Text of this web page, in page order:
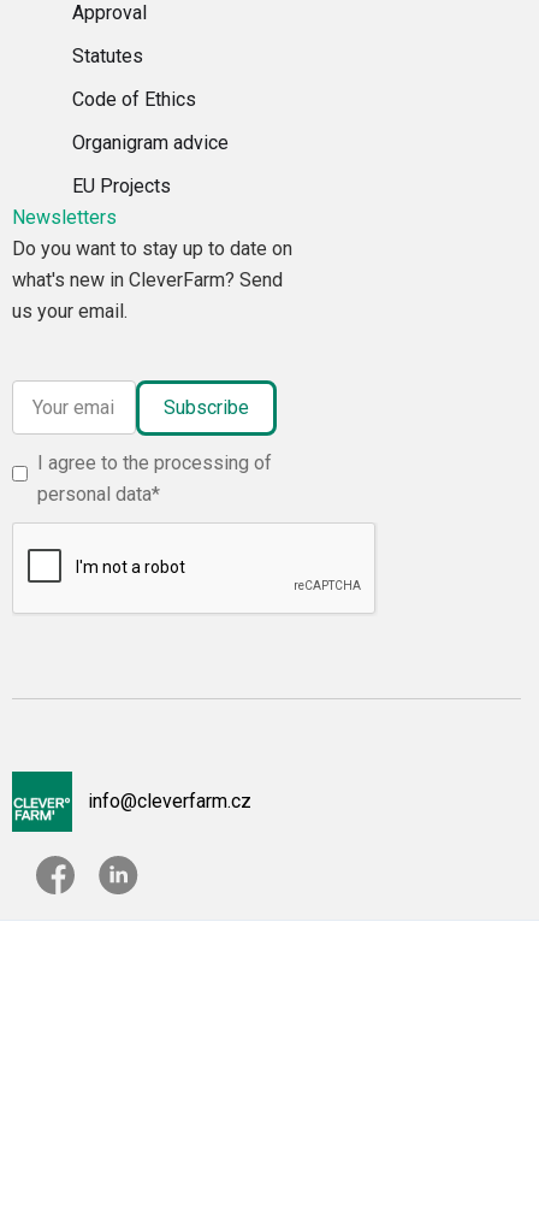
Approval
Statutes
Code of Ethics
Organigram advice
EU Projects
Newsletters
Do you want to stay up to date on
what's new in CleverFarm? Send
us your email.
I agree to the processing of
personal data*
info@cleverfarm.cz